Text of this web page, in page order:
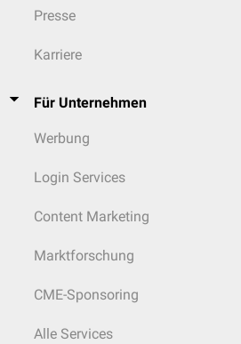
Presse
Karriere
Für Unternehmen
Werbung
Login Services
Content Marketing
Marktforschung
CME-Sponsoring
Alle Services